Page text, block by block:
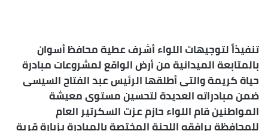
تنفيذاً لتوجيهات اللواء أشرف عطية محافظ أسوان
بالمتابعة الميدانية من أرض الواقع لمشروعات مبادرة
حياة كريمة والتى أطلقها الرئيس عبد الفتاح السيسى
ضمن مبادراته العديدة لتحسين مستوى معيشة
المواطنين قام اللواء حازم عزت السكرتير العام
للمحافظة يرافقه اللجنة المختصة بالمبادرة بزيارة قرية